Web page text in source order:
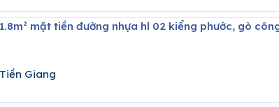
Giang